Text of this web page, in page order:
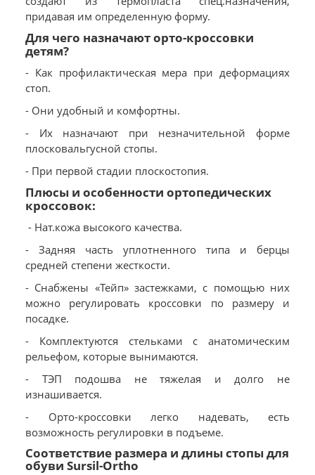
придавая им определенную форму.
Для чего назначают орто-кроссовки
детям?
- Как профилактическая мера при деформациях
стоп.
- Они удобный и комфортны.
- Их назначают при незначительной форме
плосковальгусной стопы.
- При первой стадии плоскостопия.
Плюсы и особенности ортопедических
кроссовок:
- Нат.кожа высокого качества.
- Задняя часть уплотненного типа и берцы
средней степени жесткости.
- Снабжены «Тейп» застежками, с помощью них
можно регулировать кроссовки по размеру и
посадке.
- Комплектуются стельками с анатомическим
рельефом, которые вынимаются.
- ТЭП подошва не тяжелая и долго не
изнашивается.
- Орто-кроссовки легко надевать, есть
возможность регулировки в подъеме.
Соответствие размера и длины стопы для
обуви Sursil-Ortho